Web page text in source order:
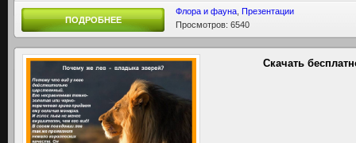
ПОДРОБНЕЕ
Флора и фауна Презентации
Просмотров: 6540
Скачать